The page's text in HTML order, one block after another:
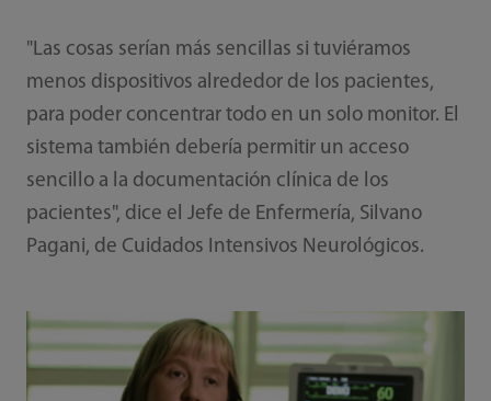
"Las cosas serían más sencillas si tuviéramos
menos dispositivos alrededor de los pacientes,
para poder concentrar todo en un solo monitor. El
sistema también debería permitir un acceso
sencillo a la documentación clínica de los
pacientes", dice el Jefe de Enfermería, Silvano
Pagani, de Cuidados Intensivos Neurológicos.